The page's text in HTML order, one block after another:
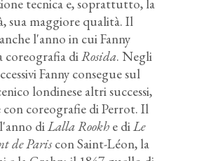
tecnica e, soprattutto, la
sua maggiore qualità. Il
l'anno in cui Fanny
coreografia diRosida. Negli
Fanny consegue sul
londinese altri successi,
con coreografie di Perrot. Il
diLalla Rookh e diLe
de Pariscon Saint-Léon, la